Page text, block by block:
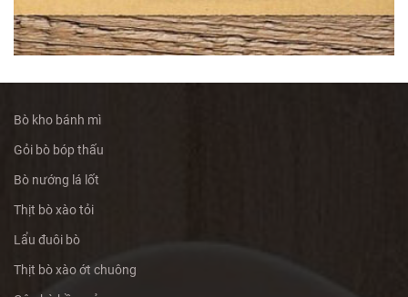
Bò kho bánh mì
Gỏi bò bóp thấu
Bò nướng lá lốt
Thịt bò xào tỏi
Lẩu đuôi bò
Thịt bò xào ớt chuông